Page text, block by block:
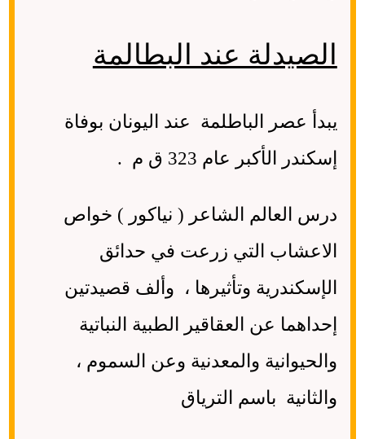
الصيدلة عند البطالمة
يبدأ عصر الباطلمة عند اليونان بوفاة
إسكندر الأكبر عام 323 ق م .
درس العالم الشاعر ( نياكور ) خواص
الاعشاب التي زرعت في حدائق
الإسكندرية وتأثيرها ، وألف قصيدتين
إحداهما عن العقاقير الطبية النباتية
والحيوانية والمعدنية وعن السموم ،
والثانية باسم الترياق